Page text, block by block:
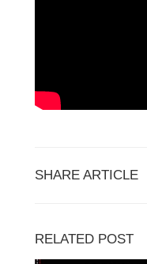
SHARE ARTICLE
RELATED POST